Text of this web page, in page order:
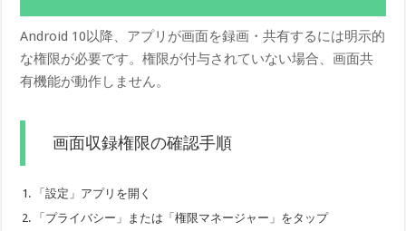
Android 10以降、アプリが画面を録画・共有するには明示的
な権限が必要です。権限が付与されていない場合、画面共
有機能が動作しません。
画面収録権限の確認手順
「設定」アプリを開く
「プライバシー」または「権限マネージャー」をタップ